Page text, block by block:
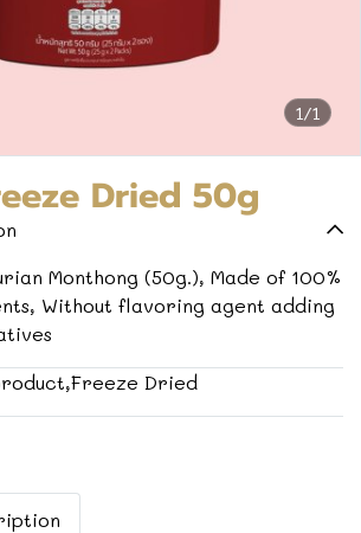
1/1
Dried 50g
Monthong (50g.), Made of 100%
Without flavoring agent adding
,Freeze Dried